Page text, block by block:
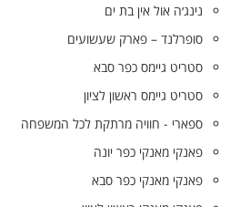
נינג׳ה אול אין בת ים
סופרלנד – פארק שעשועים
סטריט גיימס כפר סבא
סטריט גיימס ראשון לציון
ספארי - חוויה מרתקת לכל המשפחה
פאנקי מאנקי כפר יונה
פאנקי מאנקי כפר סבא